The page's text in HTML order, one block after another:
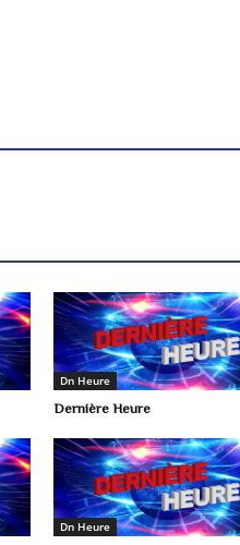
Dn Heure
Dernière Heure
Dn Heure